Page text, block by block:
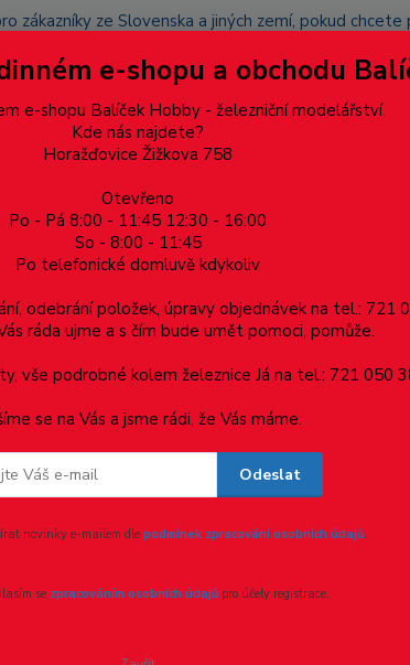
zákazníky ze Slovenska a jiných zemí, pokud
bude po domluvě zaslána znovu s
blacklist a rušeny následující objednávky.
upomínkové předměty
Pozidrive, zinek bílý,
14592+A1:2012
e-shopu a obchodu
e-shopu Balíček Hobby - železniční modelářství.
Kde nás najdete?
Horažďovice Žižkova 758
Otevřeno
Po - Pá 8:00 - 11:45 12:30 - 16:00
So - 8:00 - 11:45
Po telefonické domluvě kdykoliv
odebrání položek, úpravy objednávek na tel.: 721
ráda ujme a s čím bude umět pomoci, pomůže.
vše podrobné kolem železnice Já na tel.: 721 050
se na Vás a jsme rádi, že Vás máme.
Odeslat
novinky e-mailem dle podmínek zpracování osobních údajů.
se zpracováním osobních údajůpro účely registrace.